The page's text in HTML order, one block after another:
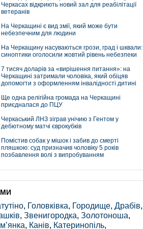
Черкасах відкриють новий зал для реабілітації
ветеранів
На Черкащині є вид змії, який може бути
небезпечним для людини
На Черкащину насуваються грози, град і шквали:
синоптики оголосили жовтий рівень небезпеки
7 тисяч доларів за «вирішення питання»: на
Черкащині затримали чоловіка, який обіцяв
допомогти з оформленням інвалідності дитині
Ще одна релігійна громада на Черкащині
приєдналася до ПЦУ
Черкаський ЛНЗ зіграв унічию з Гентом у
дебютному матчі єврокубків
Помістив собак у мішок і забив до смерті
пляшкою: суд призначив чоловіку 5 років
позбавлення волі з випробуванням
, Головківка, Городище, Драбів,
, Звенигородка, Золотоноша,
, Канів, Катеринопіль,